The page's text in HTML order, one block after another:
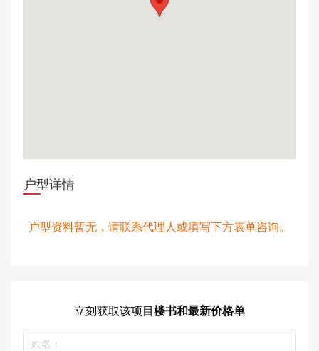
户型详情
户型资料暂无，请联系代理人或填写下方表单咨询。
立刻获取该项目楼书和最新价格单